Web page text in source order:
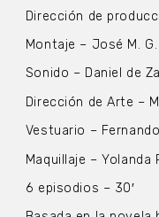
Dirección de
Montaje – José M.
Sonido – Daniel de
Dirección de Arte –
Vestuario –
Maquillaje – Yolanda
6 episodios – 30′